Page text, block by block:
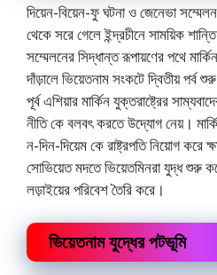
দিয়েন-বিয়েন-ফু ঘটনা ও জেনেভা
থেকে সরে গেলে ইন্দ্রচীনে সাময়িক
সম্মেলনের সিদ্ধান্ত রূপায়ণের পথে
দাঁড়ালে ভিয়েতনাম সংকটে দ্বিতীয় পর্ব
পূর্ব এশিয়ার মার্কিন যুক্তরাষ্ট্রের
নীতি কে বলবৎ করতে উদ্যোগ নেয়।
ন-দিন-দিয়েম কে রাষ্ট্রপতি নিয়োগ করে
সোভিয়েত মদতে ভিয়েতমিনরা যুদ্ধ শুরু
লড়াইয়ের পরিবেশ তৈরি করে।
ভিয়েতনাম যুদ্ধের পটভূমি